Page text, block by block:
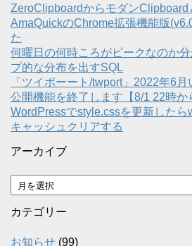
ZeroClipboardからモダンClipboard
AmaQuickのChrome拡張機能版
た
何曜日の何時ころがピークなのか
プ的な分布を出すSQL
「ツイポーート/twport」2022年6
公開機能を終了します【8/1 22時か
WordPressでstyle.cssを更新した
キャッシュクリアする
アーカイブ
ア
ー
カ
ブ
カテゴリー
お知らせ (99)